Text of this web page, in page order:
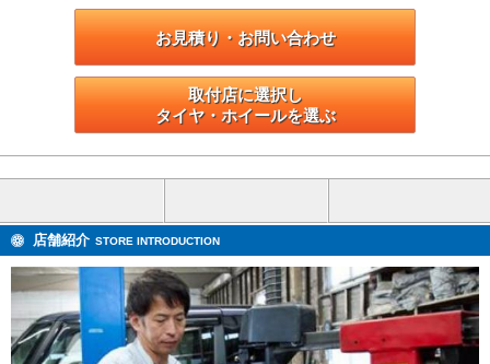
お見積り・お問い合わせ
取付店に選択し
タイヤ・ホイールを選ぶ
店舗紹介 STORE INTRODUCTION